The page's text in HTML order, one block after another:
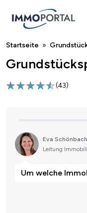
Breadcrumb
Startseite
(43)